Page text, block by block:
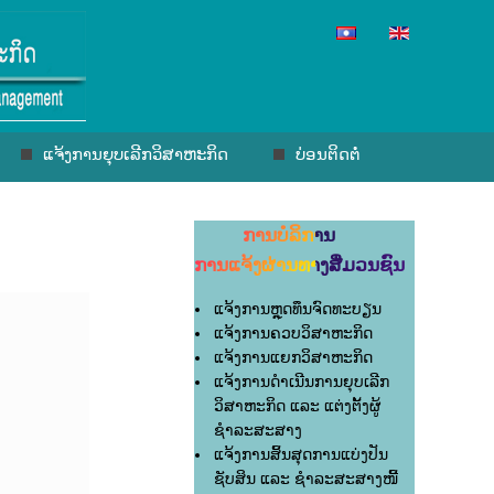
ແຈ້ງການຍຸບເລີກວິສາຫະກິດ ບ່ອນຕິດຕໍ່
ການບໍລິການ
ການແຈ້ງຜ່ານທາງສື່ມວນຊົນ
ແຈ້ງການຫຼຸດທຶນຈົດທະບຽນ
ແຈ້ງການຄວບວິສາຫະກິດ
ແຈ້ງການແຍກວິສາຫະກິດ
ແຈ້ງການດຳເນີນການຍຸບເລີກ
ວິສາຫະກິດ ແລະ ແຕ່ງຕັ້ງຜູ້
ຊຳລະສະສາງ
ແຈ້ງການສິ້ນສຸດການແບ່ງປັນ
ຊັບສິນ ແລະ ຊຳລະສະສາງໜີ້